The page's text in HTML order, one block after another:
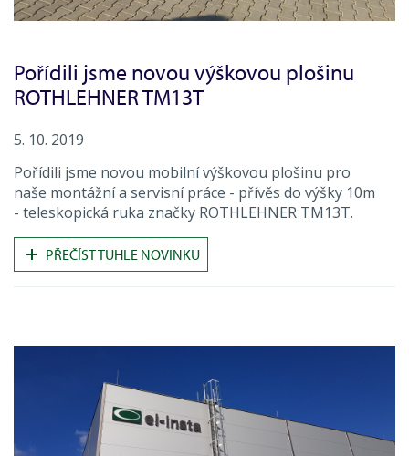
Pořídili jsme novou výškovou plošinu
ROTHLEHNER TM13T
5. 10. 2019
Pořídili jsme novou mobilní výškovou plošinu pro
naše montážní a servisní práce - přívěs do výšky 10m
- teleskopická ruka značky ROTHLEHNER TM13T.
+ PŘEČÍST TUHLE NOVINKU